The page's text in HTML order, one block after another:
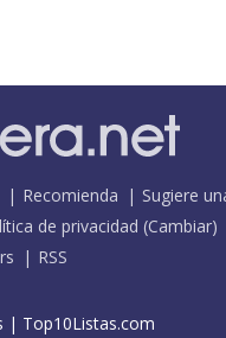
Recomienda
Sugiere
de privacidad (Cambiar)
RSS
| Top10Listas.com